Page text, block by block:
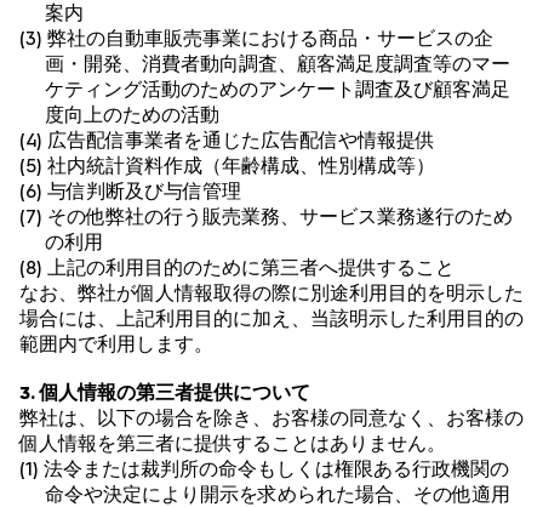
案内
(3) 弊社の自動車販売事業における商品・サービスの企
画・開発、消費者動向調査、顧客満足度調査等のマー
ケティング活動のためのアンケート調査及び顧客満足
度向上のための活動
(4) 広告配信事業者を通じた広告配信や情報提供
(5) 社内統計資料作成（年齢構成、性別構成等）
(6) 与信判断及び与信管理
(7) その他弊社の行う販売業務、サービス業務遂行のため
の利用
(8) 上記の利用目的のために第三者へ提供すること
なお、弊社が個人情報取得の際に別途利用目的を明示した
場合には、上記利用目的に加え、当該明示した利用目的の
範囲内で利用します。
3. 個人情報の第三者提供について
弊社は、以下の場合を除き、お客様の同意なく、お客様の
個人情報を第三者に提供することはありません。
(1) 法令または裁判所の命令もしくは権限ある行政機関の
命令や決定により開示を求められた場合、その他適用